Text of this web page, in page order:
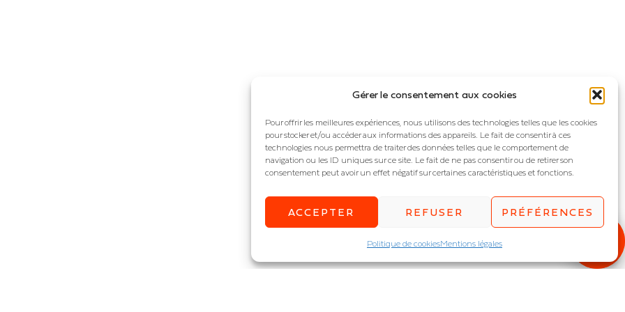
Gérer le consentement aux cookies
Pour offrir les meilleures expériences, nous utilisons des technologies telles que les cookies
pour stocker et/ou accéder aux informations des appareils. Le fait de consentir à ces
technologies nous permettra de traiter des données telles que le comportement de
navigation ou les ID uniques sur ce site. Le fait de ne pas consentir ou de retirer son
consentement peut avoir un effet négatif sur certaines caractéristiques et fonctions.
ACCEPTER REFUSER PRÉFÉRENCES
Politique de cookiesMentions légales